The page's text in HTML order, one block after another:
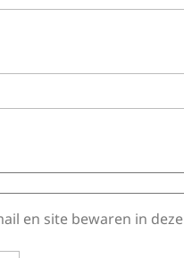
en site bewaren in